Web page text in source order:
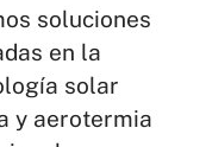
soluciones
en la
solar
y aerotermia